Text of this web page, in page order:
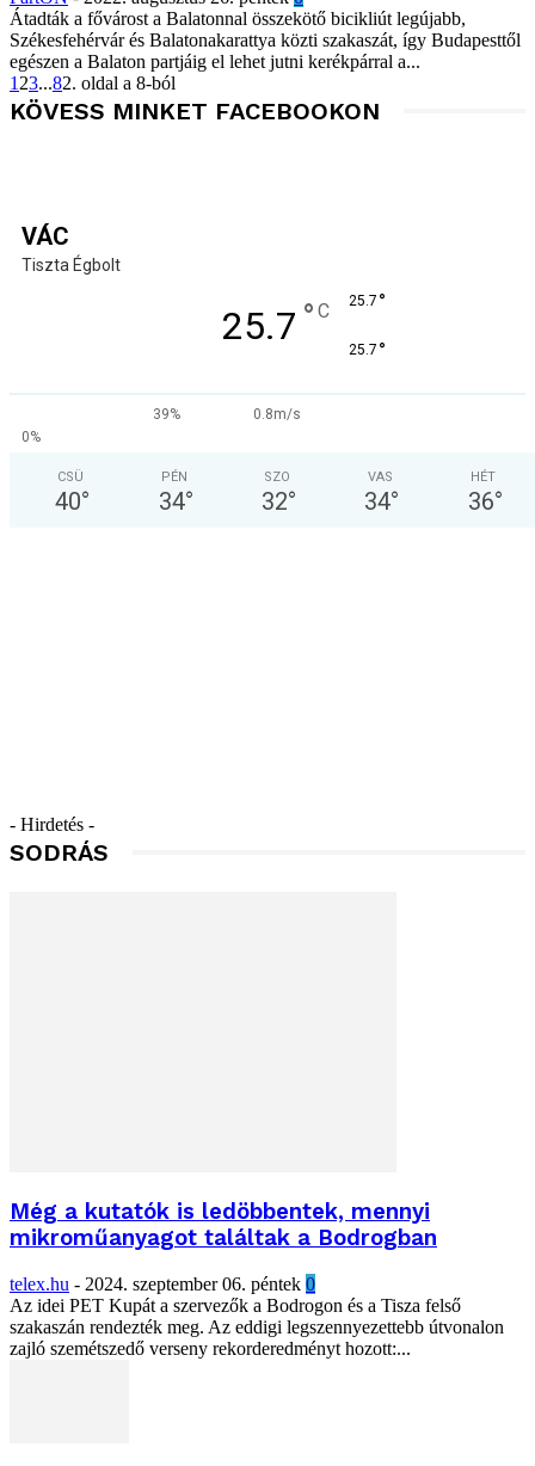
Átadták a fővárost a Balatonnal összekötő bicikliút legújabb,
Székesfehérvár és Balatonakarattya közti szakaszát, így Budapesttől
egészen a Balaton partjáig el lehet jutni kerékpárral a...
1 23...82. oldal a 8-ból
KÖVESS MINKET FACEBOOKON
VÁC
Tiszta Égbolt
25.7 ° C 25.7 °
25.7 °
39%
0.8m/s
0%
CSÜ
40°
PÉN
34°
SZO
32°
VAS
34°
HÉT
36°
- Hirdetés -
SODRÁS
Még a kutatók is ledöbbentek, mennyi
mikroműanyagot találtak a Bodrogban
telex.hu - 2024. szeptember 06. péntek 0
Az idei PET Kupát a szervezők a Bodrogon és a Tisza felső
szakaszán rendezték meg. Az eddigi legszennyezettebb útvonalon
zajló szemétszedő verseny rekorderedményt hozott:...